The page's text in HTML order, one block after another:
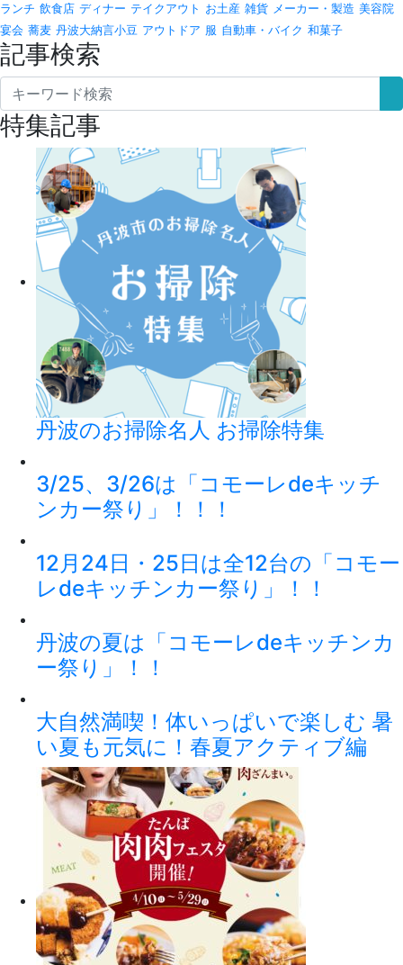
ランチ 飲食店 ディナー テイクアウト お土産 雑貨 メーカー・製造 美容院
宴会 蕎麦 丹波大納言小豆 アウトドア 服 自動車・バイク 和菓子
記事検索
特集記事
丹波のお掃除名人 お掃除特集
3/25、3/26は「コモーレdeキッチ
ンカー祭り」！！！
12月24日・25日は全12台の「コモー
レdeキッチンカー祭り」！！
丹波の夏は「コモーレdeキッチンカ
ー祭り」！！
大自然満喫！体いっぱいで楽しむ 暑
い夏も元気に！春夏アクティブ編